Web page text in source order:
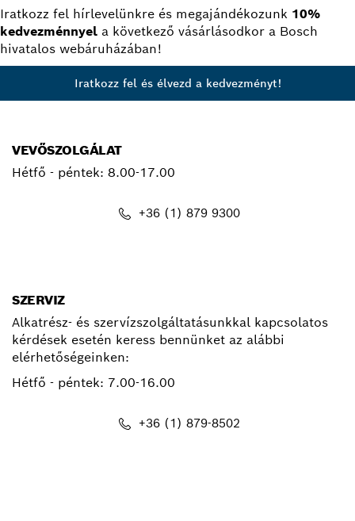
Iratkozz fel hírlevelünkre és megajándékozunk 10%
kedvezménnyel a következő vásárlásodkor a Bosch
hivatalos webáruházában!
Iratkozz fel és élvezd a kedvezményt!
VEVŐSZOLGÁLAT
Hétfő - péntek: 8.00-17.00
+36 (1) 879 9300
SZERVIZ
Alkatrész- és szervízszolgáltatásunkkal kapcsolatos
kérdések esetén keress bennünket az alábbi
elérhetőségeinken:
Hétfő - péntek: 7.00-16.00
+36 (1) 879-8502